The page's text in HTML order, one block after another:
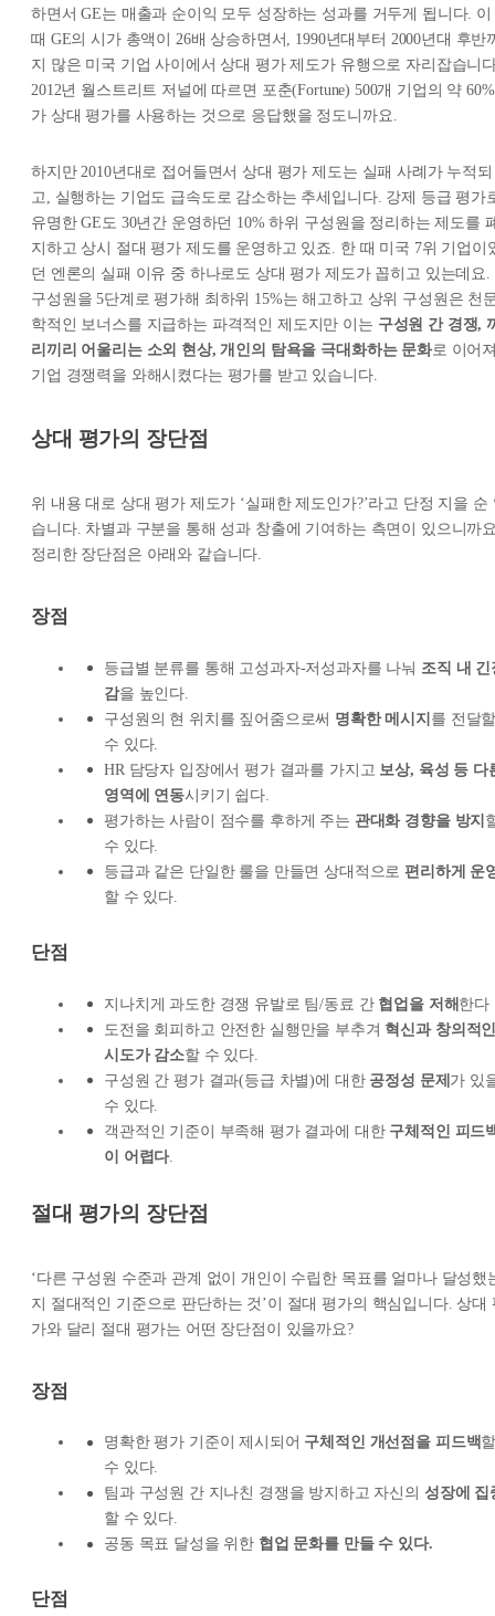
하면서 GE는 매출과 순이익 모두 성장하는 성과를 거두게 됩니다. 이
때 GE의 시가 총액이 26배 상승하면서, 1990년대부터 2000년대 후반
지 많은 미국 기업 사이에서 상대 평가 제도가 유행으로 자리잡습니
2012년 월스트리트 저널에 따르면 포춘(Fortune) 500개 기업의 약 60%
가 상대 평가를 사용하는 것으로 응답했을 정도니까요.
하지만 2010년대로 접어들면서 상대 평가 제도는 실패 사례가 누적되
고, 실행하는 기업도 급속도로 감소하는 추세입니다. 강제 등급 평가
유명한 GE도 30년간 운영하던 10% 하위 구성원을 정리하는 제도를
지하고 상시 절대 평가 제도를 운영하고 있죠. 한 때 미국 7위 기업이
던 엔론의 실패 이유 중 하나로도 상대 평가 제도가 꼽히고 있는데요.
구성원을 5단계로 평가해 최하위 15%는 해고하고 상위 구성원은 천
학적인 보너스를 지급하는 파격적인 제도지만 이는 구성원 간 경쟁,
리끼리 어울리는 소외 현상, 개인의 탐욕을 극대화하는 문화로 이어
기업 경쟁력을 와해시켰다는 평가를 받고 있습니다.
상대 평가의 장단점
위 내용 대로 상대 평가 제도가 ‘실패한 제도인가?’라고 단정 지을 순
습니다. 차별과 구분을 통해 성과 창출에 기여하는 측면이 있으니까
정리한 장단점은 아래와 같습니다.
장점
등급별 분류를 통해 고성과자-저성과자를 나눠 조직 내 긴
감을 높인다.
구성원의 현 위치를 짚어줌으로써 명확한 메시지 를 전달
수 있다.
HR 담당자 입장에서 평가 결과를 가지고 보상, 육성 등 다
영역에 연동시키기 쉽다.
평가하는 사람이 점수를 후하게 주는 관대화 경향을 방지
수 있다.
등급과 같은 단일한 룰을 만들면 상대적으로편리하게 운
할 수 있다.
단점
지나치게 과도한 경쟁 유발로 팀/동료 간 협업을 저해 한다
도전을 회피하고 안전한 실행만을 부추겨 혁신과 창의적
시도가 감소할 수 있다.
구성원 간 평가 결과(등급 차별)에 대한 공정성 문제 가 있
수 있다.
객관적인 기준이 부족해 평가 결과에 대한 구체적인 피드
이 어렵다.
절대 평가의 장단점
‘다른 구성원 수준과 관계 없이 개인이 수립한 목표를 얼마나 달성했
지 절대적인 기준으로 판단하는 것’이 절대 평가의 핵심입니다. 상대
가와 달리 절대 평가는 어떤 장단점이 있을까요?
장점
명확한 평가 기준이 제시되어 구체적인 개선점을 피드백
수 있다.
팀과 구성원 간 지나친 경쟁을 방지하고 자신의 성장에 집
할 수 있다.
공동 목표 달성을 위한 협업 문화를 만들 수 있다.
단점